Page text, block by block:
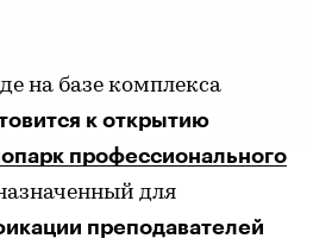
на базе комплекса
к открытию
профессионального
для
преподавателей